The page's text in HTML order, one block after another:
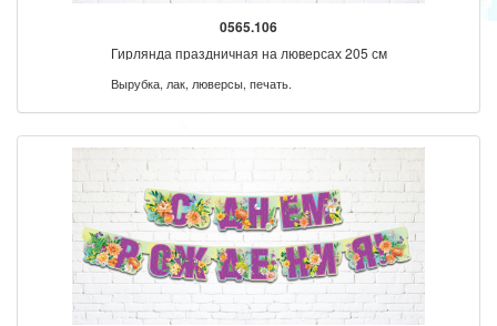
0565.106
Гирлянда праздничная на люверсах 205 см
Вырубка, лак, люверсы, печать.